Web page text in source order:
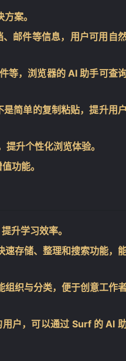
案。
邮件等信息，用户可用自
等，浏览器的 AI 助手可查
简单的复制粘贴，提升用
升个性化浏览体验。
功能。
升学习效率。
存储、整理和搜索功能，
织与分类，便于创意工作
户，可以通过 Surf 的 AI